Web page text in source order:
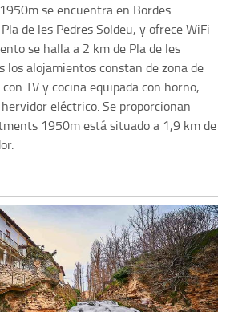
se encuentra en Bordes
de les Pedres Soldeu, y ofrece WiFi
se halla a 2 km de Pla de les
los alojamientos constan de zona de
TV y cocina equipada con horno,
eléctrico. Se proporcionan
1950m está situado a 1,9 km de